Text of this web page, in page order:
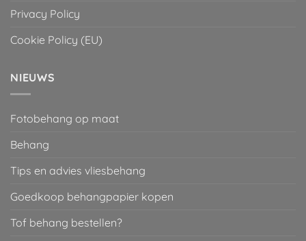
Privacy Policy
Cookie Policy (EU)
NIEUWS
Fotobehang op maat
Behang
Tips en advies vliesbehang
Goedkoop behangpapier kopen
Tof behang bestellen?